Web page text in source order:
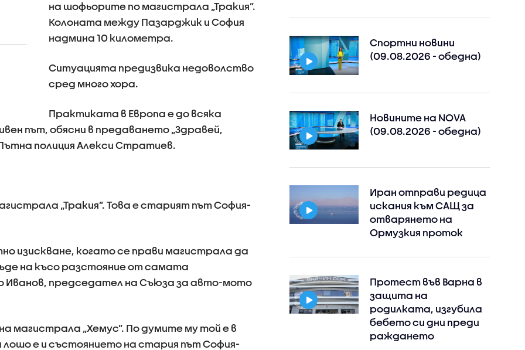
на шофьорите по магистрала „Тракия”.
Колоната между Пазарджик и София
надмина 10 километра.
Ситуацията предизвика недоволство
сред много хора.
Практиката в Европа е до всяка
път, обясни в предаването „Здравей,
полиция Алекси Стратиев.
„Тракия”. Това е старият път София-
изискване, когато се прави магистрала да
на късо разстояние от самата
Иванов, председател на Съюза за авто-мото
магистрала „Хемус”. По думите му той е в
лошо е и състоянието на стария път София-
Спортни новини
(09.08.2026 - обедна)
Новините на NOVA
(09.08.2026 - обедна)
Иран отправи редица
искания към САЩ за
отварянето на
Ормузкия проток
Протест във Варна в
защита на
родилката, изгубила
бебето си дни преди
раждането